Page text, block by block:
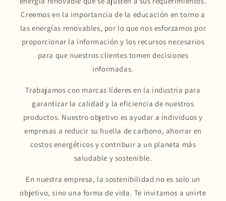
Creemos en la importancia de la educación en torno a
las energías renovables, por lo que nos esforzamos por
proporcionar la información y los recursos necesarios
para que nuestros clientes tomen decisiones
informadas.
Trabajamos con marcas líderes en la industria para
garantizar la calidad y la eficiencia de nuestros
productos. Nuestro objetivo es ayudar a individuos y
empresas a reducir su huella de carbono, ahorrar en
costos energéticos y contribuir a un planeta más
saludable y sostenible.
En nuestra empresa, la sostenibilidad no es solo un
objetivo, sino una forma de vida. Te invitamos a unirte